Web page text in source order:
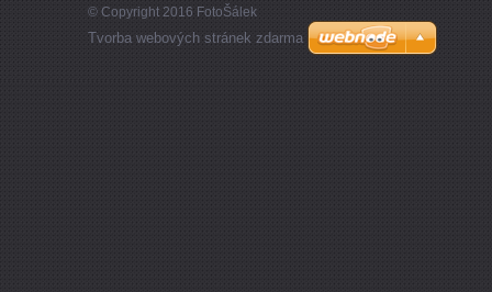
© Copyright 2016 FotoŠálek
Tvorba webových stránek zdarma